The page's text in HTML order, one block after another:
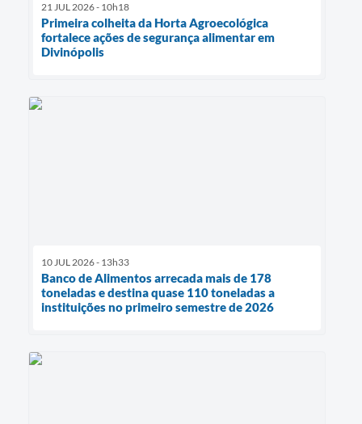
21 JUL 2026 - 10h18
Primeira colheita da Horta Agroecológica
fortalece ações de segurança alimentar em
Divinópolis
10 JUL 2026 - 13h33
Banco de Alimentos arrecada mais de 178
toneladas e destina quase 110 toneladas a
instituições no primeiro semestre de 2026